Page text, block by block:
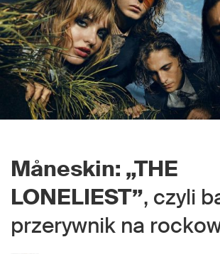
Måneskin: „THE
LONELIEST”, czyli
przerywnik na